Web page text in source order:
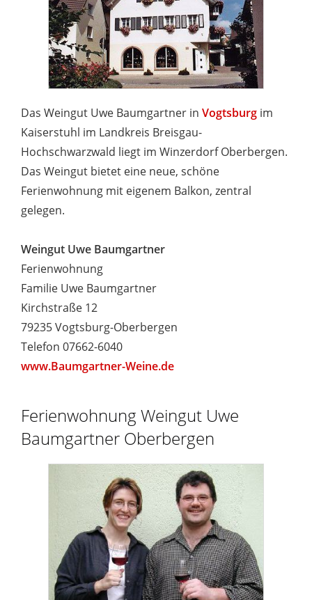
Das Weingut Uwe Baumgartner in Vogtsburg im
Kaiserstuhl im Landkreis Breisgau-
Hochschwarzwald liegt im Winzerdorf Oberbergen.
Das Weingut bietet eine neue, schöne
Ferienwohnung mit eigenem Balkon, zentral
gelegen.
Weingut Uwe Baumgartner
Ferienwohnung
Familie Uwe Baumgartner
Kirchstraße 12
79235 Vogtsburg-Oberbergen
Telefon 07662-6040
www.Baumgartner-Weine.de
Ferienwohnung Weingut Uwe
Baumgartner Oberbergen